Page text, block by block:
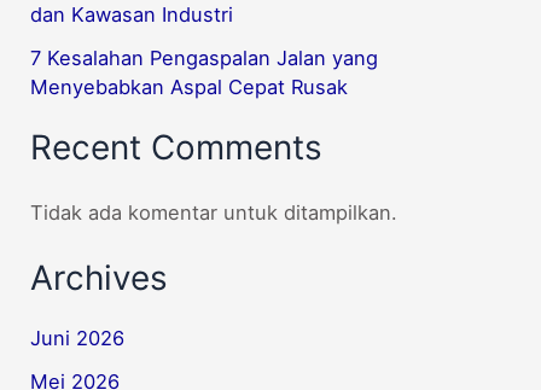
dan Kawasan Industri
7 Kesalahan Pengaspalan Jalan yang
Menyebabkan Aspal Cepat Rusak
Recent Comments
Tidak ada komentar untuk ditampilkan.
Archives
Juni 2026
Mei 2026